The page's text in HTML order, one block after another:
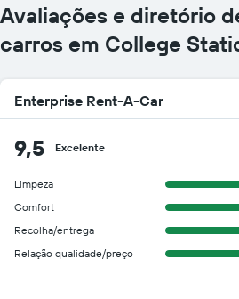
Avaliações e diretório
carros em College
Enterprise Rent-A-Car
9,5 Excelente
Limpeza
Comfort
Recolha/entrega
Relação qualidade/preço